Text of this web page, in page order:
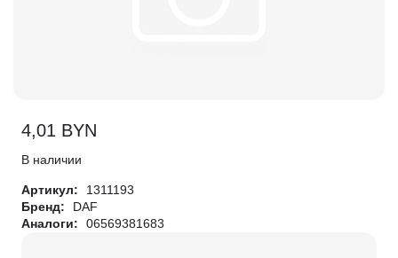
4,01 BYN
В наличии
Артикул:
1311193
Бренд:
DAF
Аналоги:
06569381683